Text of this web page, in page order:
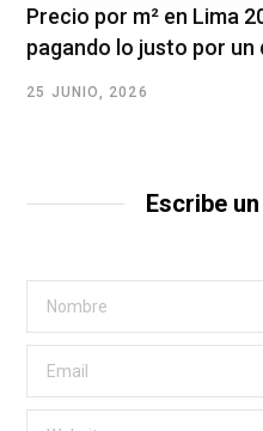
Precio por m² en Lima
pagando lo justo por
25 JUNIO, 2026
Escribe